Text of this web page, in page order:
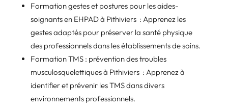
Formation gestes et postures pour les aides-
soignants en EHPAD à Pithiviers : Apprenez les
gestes adaptés pour préserver la santé physique
des professionnels dans les établissements de soins.
Formation TMS : prévention des troubles
musculosquelettiques à Pithiviers : Apprenez à
identifier et prévenir les TMS dans divers
environnements professionnels.